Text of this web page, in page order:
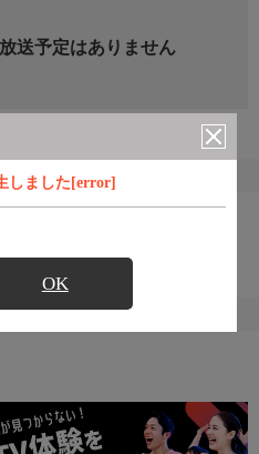
しました[error]
OK
送予定はありません